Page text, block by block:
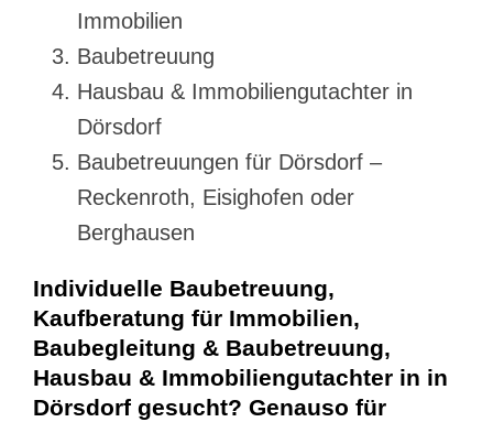
Immobilien
Baubetreuung
Hausbau & Immobiliengutachter in
Dörsdorf
Baubetreuungen für Dörsdorf –
Reckenroth, Eisighofen oder
Berghausen
Individuelle Baubetreuung,
Kaufberatung für Immobilien,
Baubegleitung & Baubetreuung,
Hausbau & Immobiliengutachter in in
Dörsdorf gesucht? Genauso für